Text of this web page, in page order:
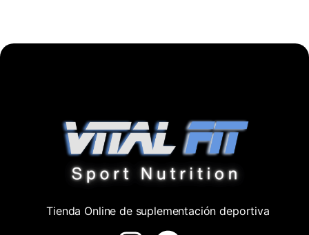
Tienda Online de suplementación deportiva